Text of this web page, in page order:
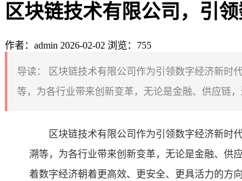
区块链技术有限公司，引
作者：admin 2026-02-02 浏览：755
导读：
区块链技术有限公司作为引领数字经济新时
等，为各行业带来创新变革，无论是金融、供应链
区块链技术有限公司作为引领数字经济新时
溯等，为各行业带来创新变革，无论是金融、供
着数字经济朝着更高效、更安全、更具活力的方